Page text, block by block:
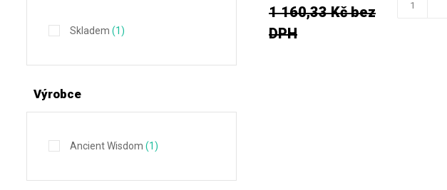
Skladem (1)
Výrobce
Ancient Wisdom (1)
1 160,33 Kč bez
DPH